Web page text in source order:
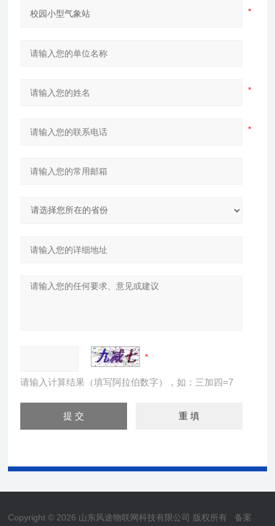
请输入计算结果（填写阿拉伯数字），如：三加四=7
Copyright © 2026 山东风途物联网科技有限公司 版权所有 备案